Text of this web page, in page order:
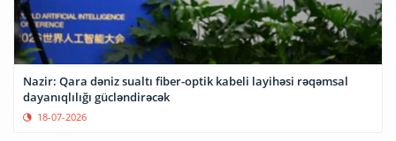
Nazir: Qara dəniz sualtı fiber-optik kabeli layihəsi rəqəmsal
dayanıqlılığı gücləndirəcək
18-07-2026